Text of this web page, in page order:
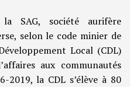
SAG, société aurifère
selon le code minier de
Local (CDL)
aux communautés
2019, la CDL s’élève à 80